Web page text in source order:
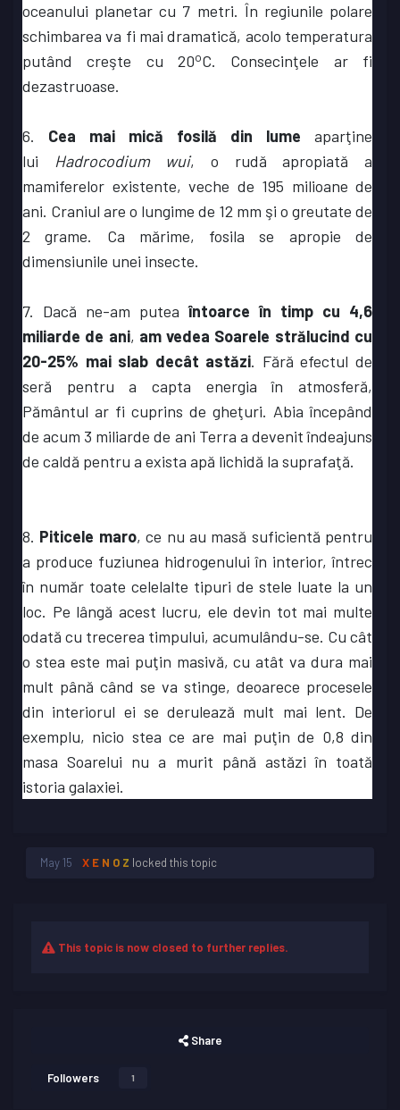
oceanului planetar cu 7 metri. În regiunile polare
schimbarea va fi mai dramatică, acolo temperatura
putând creşte cu 20oC. Consecinţele ar fi
dezastruoase.
6. Cea mai mică fosilă din lume
aparţine
lui
Hadrocodium wui, o rudă apropiată a
mamiferelor existente, veche de 195 milioane de
ani. Craniul are o lungime de 12 mm şi o greutate de
2 grame. Ca mărime, fosila se apropie de
dimensiunile unei insecte.
7. Dacă ne-am putea întoarce în timp cu 4,6
miliarde de ani, am vedea Soarele strălucind cu
20-25% mai slab decât astăzi. Fără efectul de
seră pentru a capta energia în atmosferă,
Pământul ar fi cuprins de gheţuri. Abia începând
de acum 3 miliarde de ani Terra a devenit îndeajuns
de caldă pentru a exista apă lichidă la suprafaţă.
8. Piticele maro, ce nu au masă suficientă pentru
a produce fuziunea hidrogenului în interior, întrec
în număr toate celelalte tipuri de stele luate la un
loc. Pe lângă acest lucru, ele devin tot mai multe
odată cu trecerea timpului, acumulându-se. Cu cât
o stea este mai puţin masivă, cu atât va dura mai
mult până când se va stinge, deoarece procesele
din interiorul ei se derulează mult mai lent. De
exemplu, nicio stea ce are mai puţin de 0,8 din
masa Soarelui nu a murit până astăzi în toată
istoria galaxiei.
May 15 X E N O Z locked this topic
This topic is now closed to further replies.
Share
Followers 1